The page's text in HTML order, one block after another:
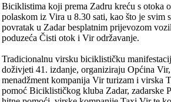
Biciklistima koji prema Zadru kreću s otoka
polaskom iz Vira u 8.30 sati, kao što je svim
povratak u Zadar besplatnim prijevozom
poduzeća Čisti otok i Vir održavanje.
Tradicionalnu virsku biciklističku
doživjeti 41. izdanje, organiziraju Općina
menadžment kompanija Vir turizam i virska
pomoć Biciklističkog kluba Zadar, zadarske